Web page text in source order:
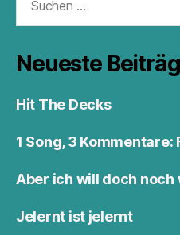
nach:
Neueste
Hit The Decks
1 Song, 3
Aber ich will doch noch
Jelernt ist jelernt